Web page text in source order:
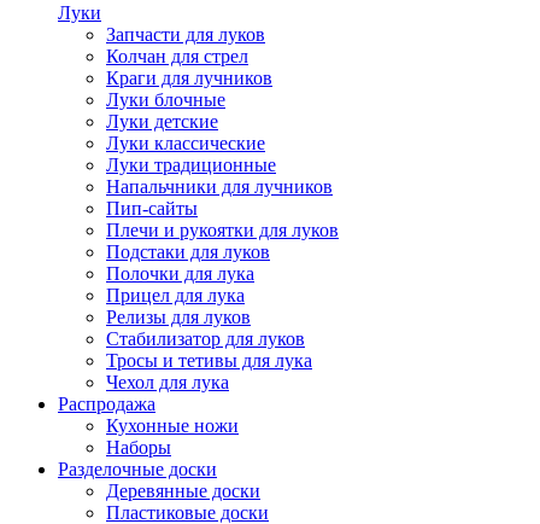
Луки
Запчасти для луков
Колчан для стрел
Краги для лучников
Луки блочные
Луки детские
Луки классические
Луки традиционные
Напальчники для лучников
Пип-сайты
Плечи и рукоятки для луков
Подстаки для луков
Полочки для лука
Прицел для лука
Релизы для луков
Стабилизатор для луков
Тросы и тетивы для лука
Чехол для лука
Распродажа
Кухонные ножи
Наборы
Разделочные доски
Деревянные доски
Пластиковые доски